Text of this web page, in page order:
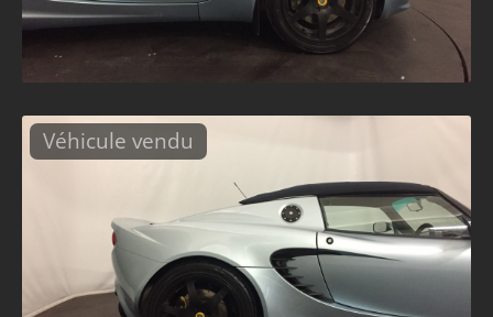
Véhicule vendu